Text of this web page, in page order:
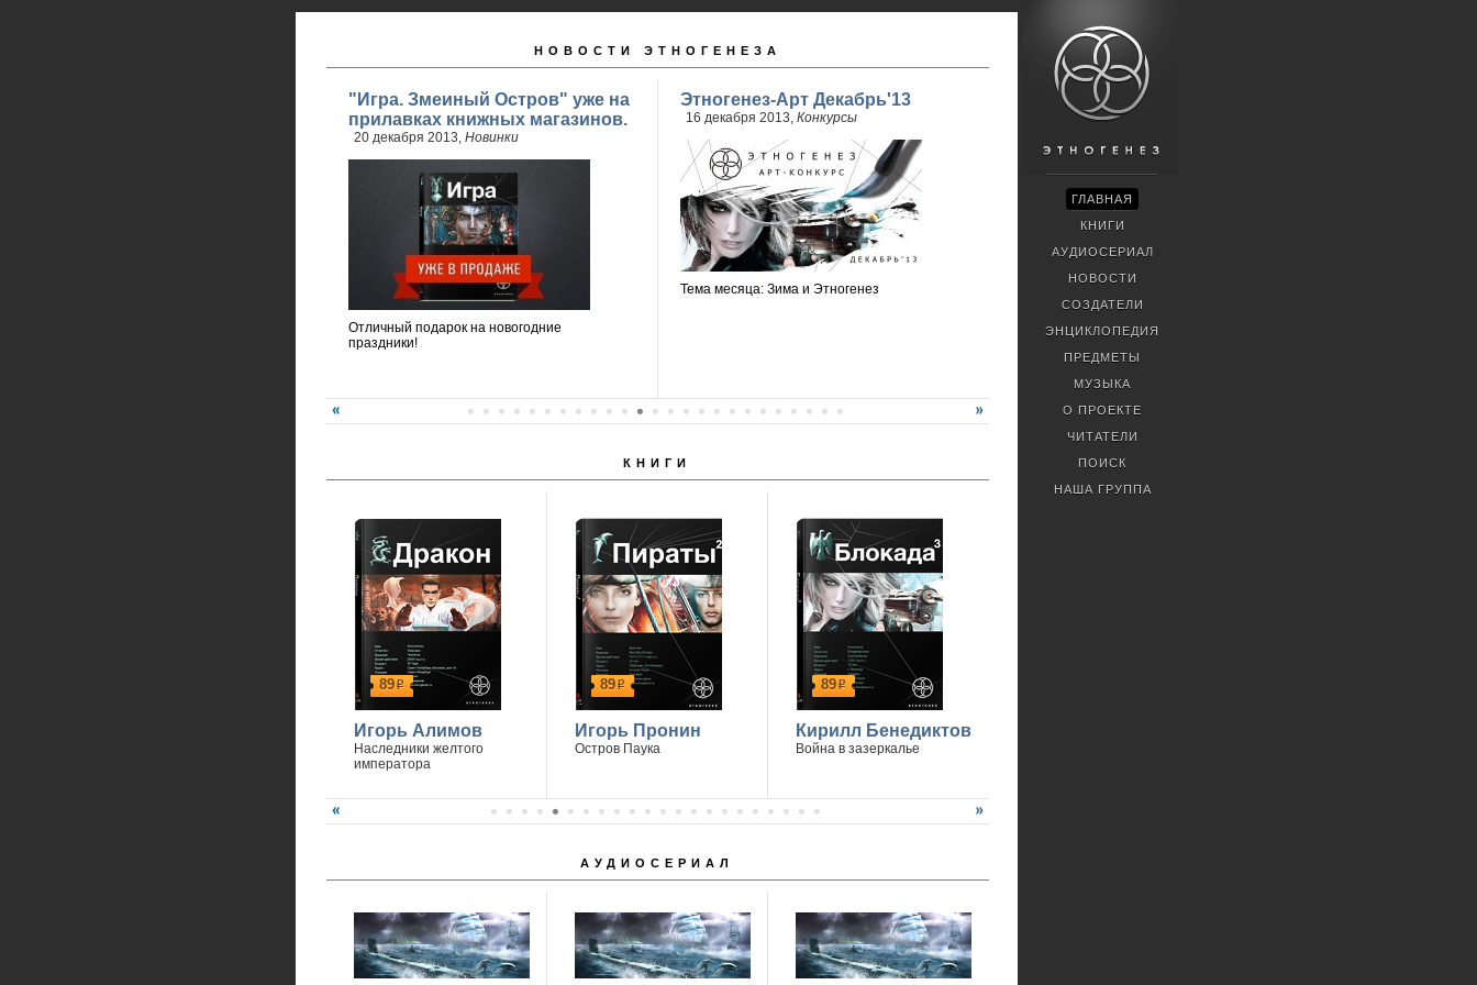
НОВОСТИ ЭТНОГЕНЕЗА
"Игра. Змеиный Остров" уже на
прилавках книжных магазинов.
20 декабря 2013, Новинки
Отличный подарок на новогодние
праздники!
Этногенез-Арт Декабрь'13
16 декабря 2013, Конкурсы
Тема месяца: Зима и Этногенез
КНИГИ
89р
Игорь Алимов
Наследники желтого
императора
89р
Игорь Пронин
Остров Паука
89р
Кирилл Бенедиктов
Война в зазеркалье
АУДИОСЕРИАЛ
ГЛАВНАЯ
КНИГИ
АУДИОСЕРИАЛ
НОВОСТИ
СОЗДАТЕЛИ
ЭНЦИКЛОПЕДИЯ
ПРЕДМЕТЫ
МУЗЫКА
О ПРОЕКТЕ
ЧИТАТЕЛИ
ПОИСК
НАША ГРУППА